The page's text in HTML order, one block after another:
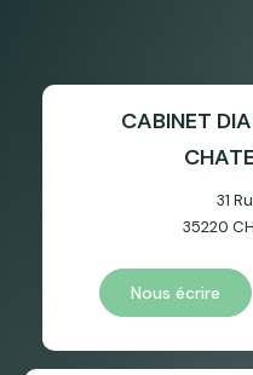
CABINET
31
35220
Nous écrire